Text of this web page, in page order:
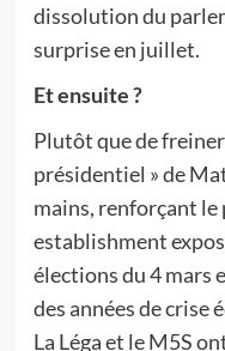
dissolution du
surprise en juillet.
Et ensuite ?
Plutôt que de
présidentiel » de
mains, renforçant
establishment
élections du 4 mars
des années de crise
La Léga et le M5S